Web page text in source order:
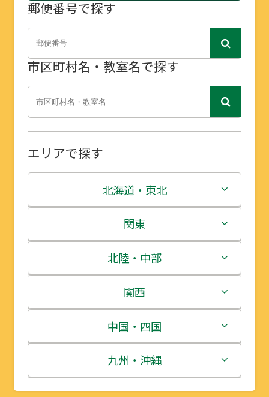
郵便番号で探す
市区町村名・教室名で探す
エリアで探す
北海道・東北
北海道
青森県
岩手県
宮城県
秋田県
山形県
関東
茨城県
栃木県
群馬県
埼玉県
千葉県
北陸・中部
新潟県
富山県
石川県
福井県
関西
三重県
滋賀県
京都府
中国・四国
鳥取県
島根県
九州・沖縄
福岡県